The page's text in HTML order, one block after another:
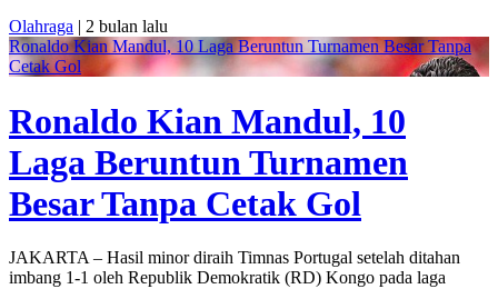
Olahraga | 2 bulan lalu
Ronaldo Kian Mandul, 10 Laga Beruntun Turnamen Besar Tanpa
Cetak Gol
Ronaldo Kian Mandul, 10
Laga Beruntun Turnamen
Besar Tanpa Cetak Gol
JAKARTA – Hasil minor diraih Timnas Portugal setelah ditahan
imbang 1-1 oleh Republik Demokratik (RD) Kongo pada laga